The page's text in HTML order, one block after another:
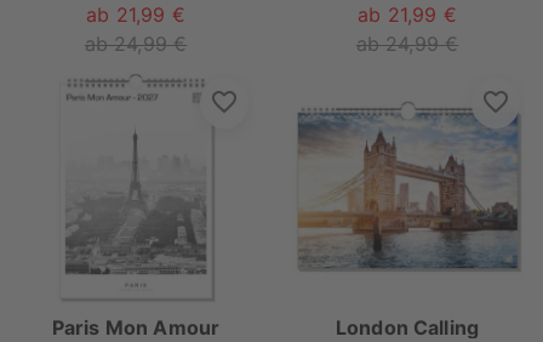
ab 21,99 €
ab 24,99 €
ab 21,99 €
ab 24,99 €
Paris Mon Amour London Calling